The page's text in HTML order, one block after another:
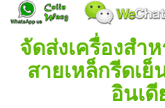
จัดส่งเครื่องสำ
สายเหล็กรีดเย็
อินเดี